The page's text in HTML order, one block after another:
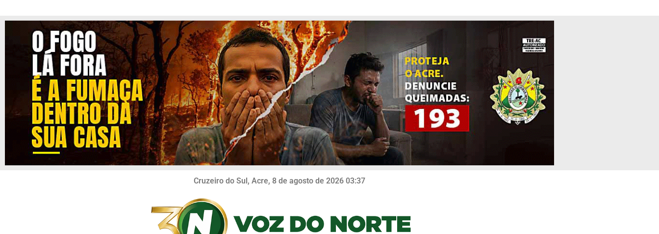
Cruzeiro do Sul, Acre, 8 de agosto de 2026 03:37